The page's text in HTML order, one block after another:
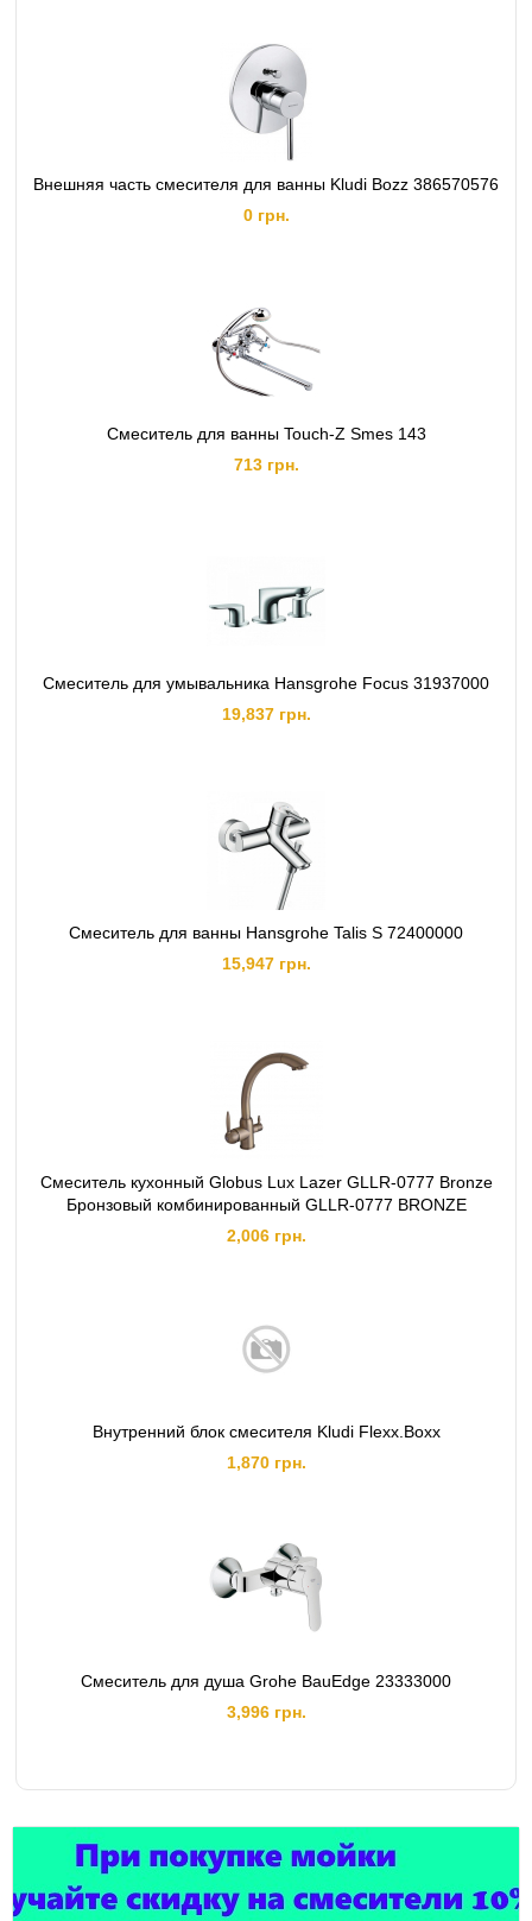
Внешняя часть смесителя для ванны Kludi Bozz 386570576
0 грн.
Смеситель для ванны Touch-Z Smes 143
713 грн.
Смеситель для умывальника Hansgrohe Focus 31937000
19,837 грн.
Смеситель для ванны Hansgrohe Talis S 72400000
15,947 грн.
Смеситель кухонный Globus Lux Lazer GLLR-0777 Bronze
Бронзовый комбинированный GLLR-0777 BRONZE
2,006 грн.
Внутренний блок смесителя Kludi Flexx.Boxx
1,870 грн.
Смеситель для душа Grohe BauEdge 23333000
3,996 грн.